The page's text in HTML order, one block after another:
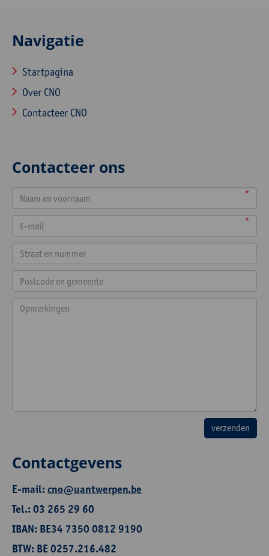
Navigatie
Startpagina
Over CNO
Contacteer CNO
Contacteer ons
*
*
Contactgevens
E-mail:cno@uantwerpen.be
Tel.: 03 265 29 60
IBAN: BE34 7350 0812 9190
BTW: BE 0257.216.482